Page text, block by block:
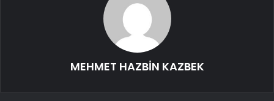
MEHMET HAZBİN KAZBEK